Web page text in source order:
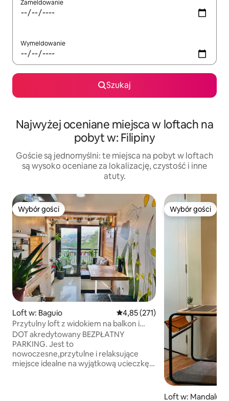
Zameldowanie
Wymeldowanie
Szukaj
Najwyżej oceniane miejsca w loftach na
pobyt w: Filipiny
Goście są jednomyślni: te miejsca na pobyt w loftach
są wysoko oceniane za lokalizację, czystość i inne
atuty.
Wybór gości
Wybór gości
Loft w: Baguio Średnia ocena: 4,85 na 5, liczba
4,85 (271)
Przytulny loft z widokiem na balkon i
szybkim Wi-Fi
DOT akredytowany BEZPŁATNY
PARKING. Jest to
nowoczesne,przytulne i relaksujące
miejsce idealne na wyjątkową ucieczkę
Wybór gości
Wybór gości
Loft w: